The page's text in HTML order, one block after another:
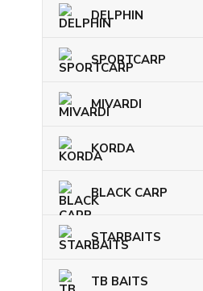
DELPHIN
SPORTCARP
MIVARDI
KORDA
BLACK CARP
STARBAITS
TB BAITS